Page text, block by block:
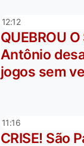
12:12
QUEBROU
Antônio
jogos sem
11:16
CRISE! São